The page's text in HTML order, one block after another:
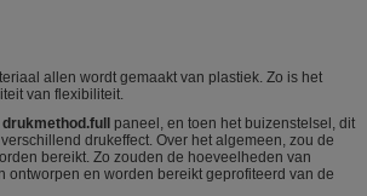
allen wordt gemaakt van plastiek. Zo is het
van flexibiliteit.
drukmethod.full paneel, en toen het buizenstelsel, dit
drukeffect. Over het algemeen, zou de
bereikt. Zo zouden de hoeveelheden van
ontworpen en worden bereikt geprofiteerd van de